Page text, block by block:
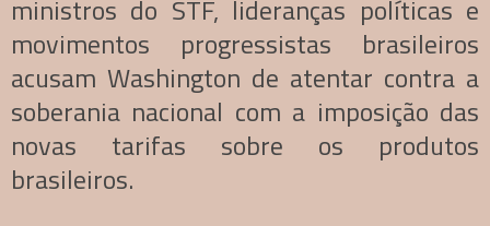
ministros do STF, lideranças políticas e
movimentos progressistas brasileiros
acusam Washington de atentar contra a
soberania nacional com a imposição das
novas tarifas sobre os produtos
brasileiros.